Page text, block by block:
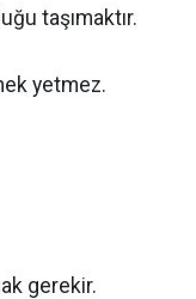
taşımaktır.
yetmez.
gerekir.